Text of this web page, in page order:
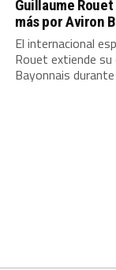
Guillaume
más por Aviron
El internacional
Rouet extiende
Bayonnais